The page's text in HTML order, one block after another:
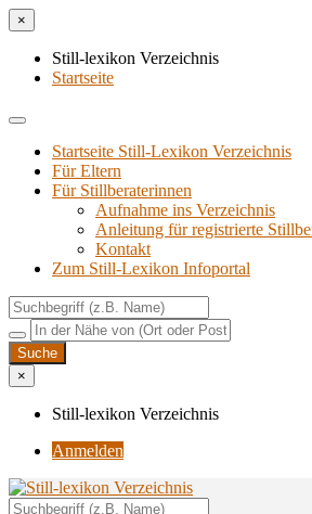
×
Still-lexikon Verzeichnis
Startseite
Startseite Still-Lexikon Verzeichnis
Für Eltern
Für Stillberaterinnen
Aufnahme ins Verzeichnis
Anlei­tung für regis­trier­te
Kon­takt
Zum Still-Lexikon Infoportal
×
Still-lexikon Verzeichnis
Anmelden